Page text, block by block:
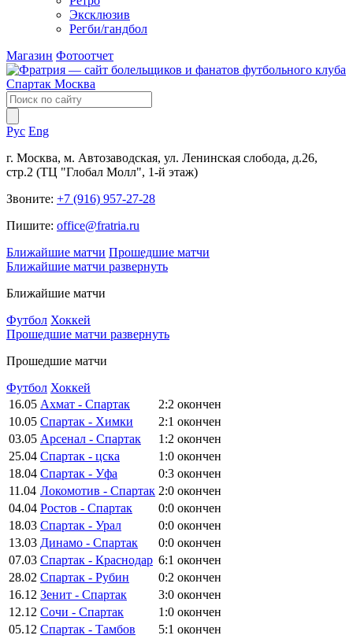
Эксклюзив
Регби/гандбол
Магазин Фотоотчет
Рус Eng
г. Москва, м. Автозаводская, ул. Ленинская слобода, д.26,
стр.2 (ТЦ "Глобал Молл", 1-й этаж)
Звоните: +7 (916) 957-27-28
Пишите: office@fratria.ru
Ближайшие матчи Прошедшие матчи
Ближайшие матчи развернуть
Ближайшие матчи
Футбол Хоккей
Прошедшие матчи развернуть
Прошедшие матчи
Футбол Хоккей
16.05 Ахмат - Спартак 2:2 окончен
10.05 Спартак - Химки 2:1 окончен
03.05 Арсенал - Спартак 1:2 окончен
25.04 Спартак - цска 1:0 окончен
18.04 Спартак - Уфа 0:3 окончен
11.04 Локомотив - Спартак 2:0 окончен
04.04 Ростов - Спартак 0:0 окончен
18.03 Спартак - Урал 0:0 окончен
13.03 Динамо - Спартак 0:0 окончен
07.03 Спартак - Краснодар 6:1 окончен
28.02 Спартак - Рубин 0:2 окончен
16.12 Зенит - Спартак 3:0 окончен
12.12 Сочи - Спартак 1:0 окончен
05.12 Спартак - Тамбов 5:1 окончен